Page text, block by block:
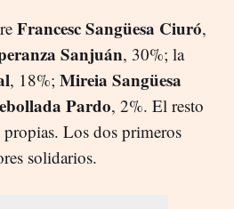
FrancescSangüesa Ciuró,
Sanjuán, 30%; la
, 18%; Mireia Sangüesa
Pardo, 2%. El resto
propias. Los dos primeros
solidarios.